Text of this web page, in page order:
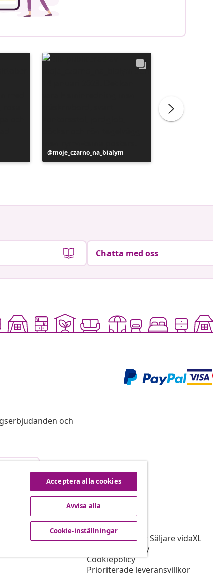
Inlägg
publicerat
moje_czarno_na_bialym
Chatta med oss
och
avtalet
vidaXL
Om vidaXL
Allmänna villkor Säljare vidaXL
Integritetspolicy
Cookiepolicy
Prioriterade leveransvillkor
Acceptera alla cookies
Avvisa alla
Cookie-inställningar